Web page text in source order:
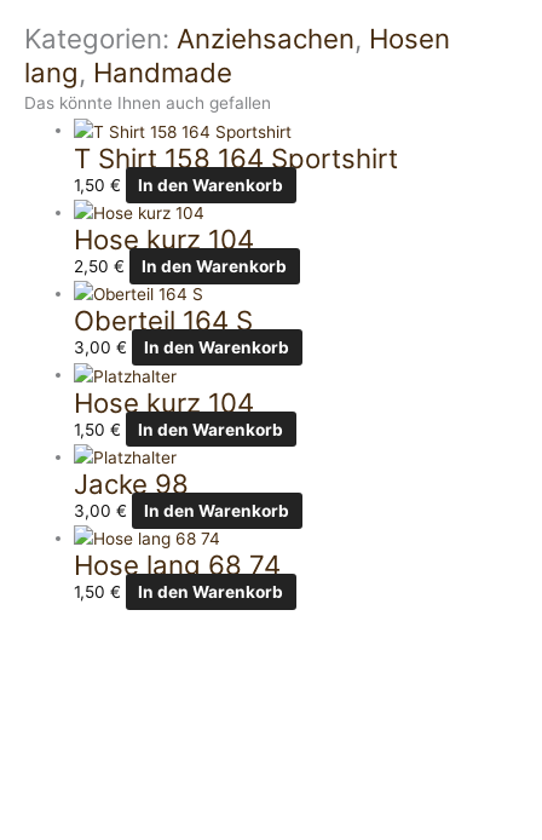
Kategorien: Anziehsachen, Hosen
lang, Handmade
Das könnte Ihnen auch gefallen
T Shirt 158 164 Sportshirt
1,50€ In den Warenkorb
Hose kurz 104
2,50€ In den Warenkorb
Oberteil 164 S
3,00€ In den Warenkorb
Hose kurz 104
1,50€ In den Warenkorb
Jacke 98
3,00€ In den Warenkorb
Hose lang 68 74
1,50€ In den Warenkorb